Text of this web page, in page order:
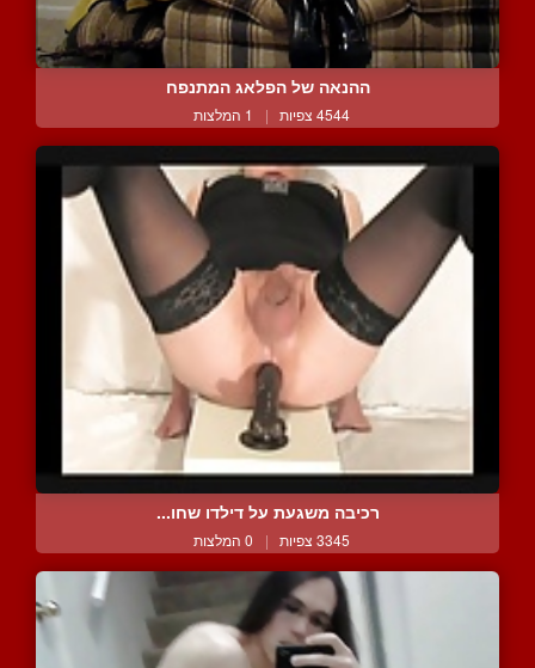
ההנאה של הפלאג המתנפח
4544 צפיות | 1 המלצות
רכיבה משגעת על דילדו שחו...
3345 צפיות | 0 המלצות